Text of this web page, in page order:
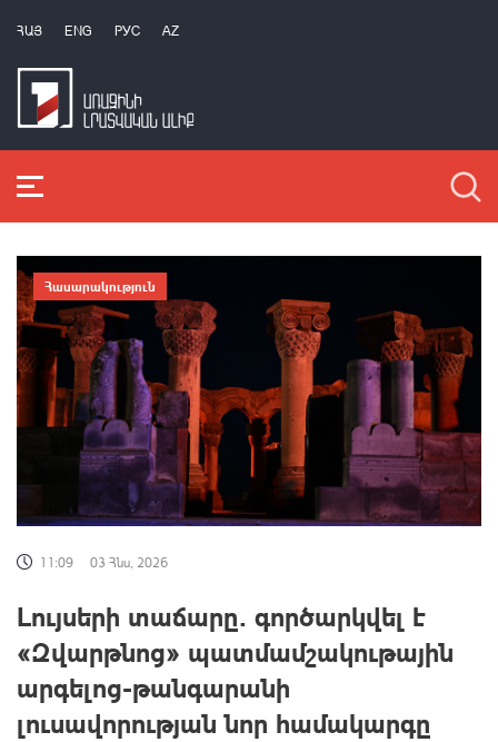
ՀԱՅ ENG РУС AZ
Հասարակություն
11:09 03 Հնս, 2026
Լույսերի տաճարը․ գործարկվել է
«Զվարթնոց» պատմամշակութային
արգելոց-թանգարանի
լուսավորության նոր համակարգը